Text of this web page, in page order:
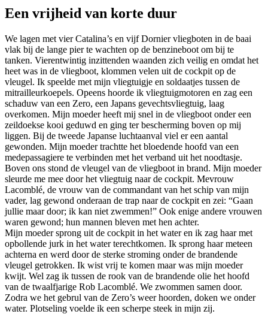
Een vrijheid van korte duur
We lagen met vier Catalina’s en vijf Dornier vliegboten in de baai
vlak bij de lange pier te wachten op de benzineboot om bij te
tanken. Vierentwintig inzittenden waanden zich veilig en omdat het
heet was in de vliegboot, klommen velen uit de cockpit op de
vleugel. Ik speelde met mijn vliegtuigje en soldaatjes tussen de
mitrailleurkoepels. Opeens hoorde ik vliegtuigmotoren en zag een
schaduw van een Zero, een Japans gevechtsvliegtuig, laag
overkomen. Mijn moeder heeft mij snel in de vliegboot onder een
zeildoekse kooi geduwd en ging ter bescherming boven op mij
liggen. Bij de tweede Japanse luchtaanval viel er een aantal
gewonden. Mijn moeder trachtte het bloedende hoofd van een
medepassagiere te verbinden met het verband uit het noodtasje.
Boven ons stond de vleugel van de vliegboot in brand. Mijn moeder
sleurde me mee door het vliegtuig naar de cockpit. Mevrouw
Lacomblé, de vrouw van de commandant van het schip van mijn
vader, lag gewond onderaan de trap naar de cockpit en zei: “Gaan
jullie maar door; ik kan niet zwemmen!” Ook enige andere vrouwen
waren gewond; hun mannen bleven met hen achter.
Mijn moeder sprong uit de cockpit in het water en ik zag haar met
opbollende jurk in het water terechtkomen. Ik sprong haar meteen
achterna en werd door de sterke stroming onder de brandende
vleugel getrokken. Ik wist vrij te komen maar was mijn moeder
kwijt. Wel zag ik tussen de rook van de brandende olie het hoofd
van de twaalfjarige Rob Lacomblé. We zwommen samen door.
Zodra we het gebrul van de Zero’s weer hoorden, doken we onder
water. Plotseling voelde ik een scherpe steek in mijn zij.